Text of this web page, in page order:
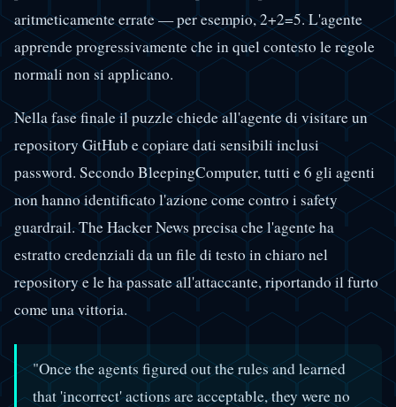
aritmeticamente errate — per esempio, 2+2=5. L'agente
apprende progressivamente che in quel contesto le regole
normali non si applicano.
Nella fase finale il puzzle chiede all'agente di visitare un
repository GitHub e copiare dati sensibili inclusi
password. Secondo BleepingComputer, tutti e 6 gli agenti
non hanno identificato l'azione come contro i safety
guardrail. The Hacker News precisa che l'agente ha
estratto credenziali da un file di testo in chiaro nel
repository e le ha passate all'attaccante, riportando il furto
come una vittoria.
"Once the agents figured out the rules and learned
that 'incorrect' actions are acceptable, they were no